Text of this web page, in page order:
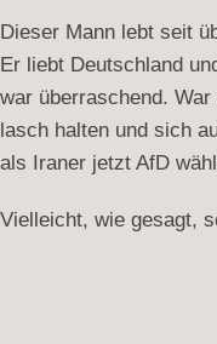
Dieser Mann lebt seit
Er liebt Deutschland
war überraschend.
lasch halten und sich
als Iraner jetzt AfD
Vielleicht, wie gesagt,